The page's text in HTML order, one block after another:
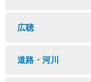
広聴
道路・河川